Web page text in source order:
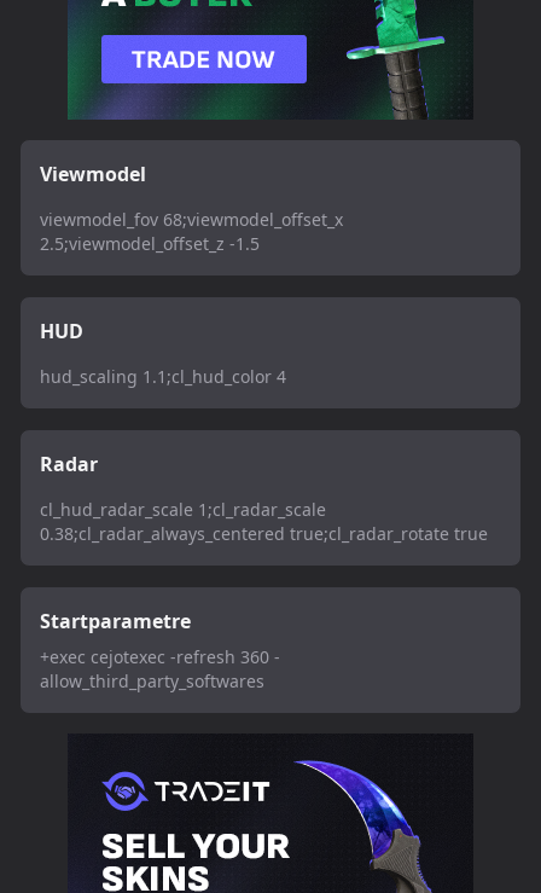
Viewmodel
viewmodel_fov 68;viewmodel_offset_x
2.5;viewmodel_offset_z -1.5
HUD
hud_scaling 1.1;cl_hud_color 4
Radar
cl_hud_radar_scale 1;cl_radar_scale
0.38;cl_radar_always_centered true;cl_radar_rotate true
Startparametre
+exec cejotexec -refresh 360 -
allow_third_party_softwares